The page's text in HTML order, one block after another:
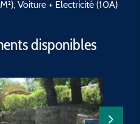
Voiture + Électricité (10A)
disponibles